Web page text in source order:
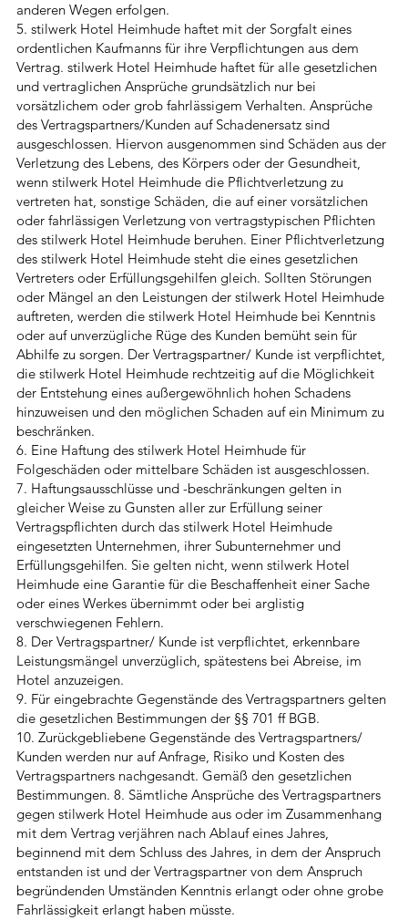
anderen Wegen erfolgen.
5. stilwerk Hotel Heimhude haftet mit der Sorgfalt eines
ordentlichen Kaufmanns für ihre Verpflichtungen aus dem
Vertrag. stilwerk Hotel Heimhude haftet für alle gesetzlichen
und vertraglichen Ansprüche grundsätzlich nur bei
vorsätzlichem oder grob fahrlässigem Verhalten. Ansprüche
des Vertragspartners/Kunden auf Schadenersatz sind
ausgeschlossen. Hiervon ausgenommen sind Schäden aus der
Verletzung des Lebens, des Körpers oder der Gesundheit,
wenn stilwerk Hotel Heimhude die Pflichtverletzung zu
vertreten hat, sonstige Schäden, die auf einer vorsätzlichen
oder fahrlässigen Verletzung von vertragstypischen Pflichten
des stilwerk Hotel Heimhude beruhen. Einer Pflichtverletzung
des stilwerk Hotel Heimhude steht die eines gesetzlichen
Vertreters oder Erfüllungsgehilfen gleich. Sollten Störungen
oder Mängel an den Leistungen der stilwerk Hotel Heimhude
auftreten, werden die stilwerk Hotel Heimhude bei Kenntnis
oder auf unverzügliche Rüge des Kunden bemüht sein für
Abhilfe zu sorgen. Der Vertragspartner/ Kunde ist verpflichtet,
die stilwerk Hotel Heimhude rechtzeitig auf die Möglichkeit
der Entstehung eines außergewöhnlich hohen Schadens
hinzuweisen und den möglichen Schaden auf ein Minimum zu
beschränken.
6. Eine Haftung des stilwerk Hotel Heimhude für
Folgeschäden oder mittelbare Schäden ist ausgeschlossen.
7. Haftungsausschlüsse und -beschränkungen gelten in
gleicher Weise zu Gunsten aller zur Erfüllung seiner
Vertragspflichten durch das stilwerk Hotel Heimhude
eingesetzten Unternehmen, ihrer Subunternehmer und
Erfüllungsgehilfen. Sie gelten nicht, wenn stilwerk Hotel
Heimhude eine Garantie für die Beschaffenheit einer Sache
oder eines Werkes übernimmt oder bei arglistig
verschwiegenen Fehlern.
8. Der Vertragspartner/ Kunde ist verpflichtet, erkennbare
Leistungsmängel unverzüglich, spätestens bei Abreise, im
Hotel anzuzeigen.
9. Für eingebrachte Gegenstände des Vertragspartners gelten
die gesetzlichen Bestimmungen der §§ 701 ff BGB.
10. Zurückgebliebene Gegenstände des Vertragspartners/
Kunden werden nur auf Anfrage, Risiko und Kosten des
Vertragspartners nachgesandt. Gemäß den gesetzlichen
Bestimmungen. 8. Sämtliche Ansprüche des Vertragspartners
gegen stilwerk Hotel Heimhude aus oder im Zusammenhang
mit dem Vertrag verjähren nach Ablauf eines Jahres,
beginnend mit dem Schluss des Jahres, in dem der Anspruch
entstanden ist und der Vertragspartner von dem Anspruch
begründenden Umständen Kenntnis erlangt oder ohne grobe
Fahrlässigkeit erlangt haben müsste.